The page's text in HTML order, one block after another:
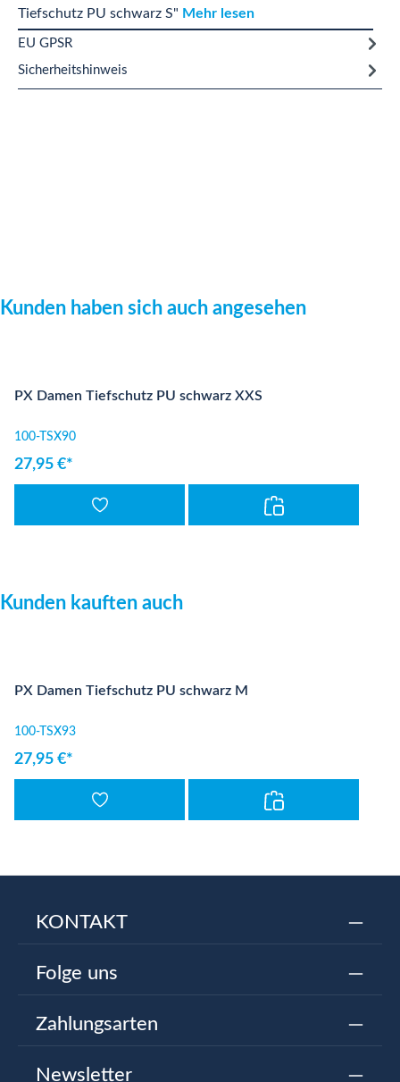
Tiefschutz PU schwarz S" Mehr lesen
EU GPSR
Sicherheitshinweis
Produktgalerie überspringen
Kunden haben sich auch angesehen
PX Damen Tiefschutz PU schwarz XXS
100-TSX90
27,95 €*
Produktgalerie überspringen
Kunden kauften auch
PX Damen Tiefschutz PU schwarz M
100-TSX93
27,95 €*
KONTAKT
Folge uns
Zahlungsarten
Newsletter